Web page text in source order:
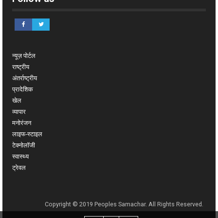
न्यूज़ पोर्टल
राष्ट्रीय
अंतर्राष्ट्रीय
प्रादेशिक
खेल
व्यापार
मनोरंजन
लाइफ-स्टाइल
टेक्नोलॉजी
स्वास्थ्य
ट्रेवल
Copyright © 2019 Peoples Samachar. All Rights Reserved.